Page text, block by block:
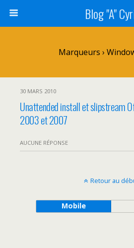
Blog "A"
Marqueurs ›
30 MARS 2010
Unattended install et slipstream
2003 et 2007
AUCUNE RÉPONSE
Retour au
Mobile